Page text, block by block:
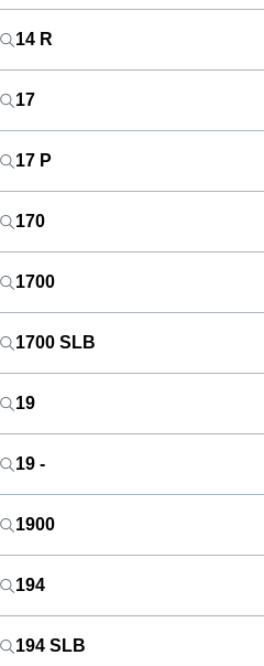
14 R
17
17 P
170
1700
1700 SLB
19
19 -
1900
194
194 SLB